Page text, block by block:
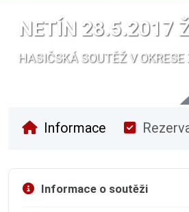
NETÍN 28.5.2017
HASIČSKÁ SOUTĚŽ V
Informace
Informace o soutěži